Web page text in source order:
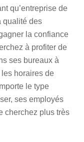
qu’entreprise de
qualité des
la confiance
à profiter de
ses bureaux à
horaires de
le type
ses employés
cherchez plus très